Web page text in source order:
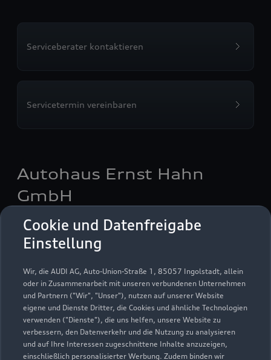
Cookie und Datenfreigabe
Einstellung
Wir, die AUDI AG, Auto-Union-Straße 1, 85057 Ingolstadt, allein
oder in Zusammenarbeit mit unseren verbundenen Unternehmen
und Partnern ("Wir", "Unser"), nutzen auf unserer Website
eigene und Dienste Dritter, die Cookies und ähnliche Technologien
verwenden ("Dienste"), die uns helfen, unsere Website zu
verbessern, den Datenverkehr und die Nutzung zu analysieren
und auf Ihre Interessen zugeschnittene Inhalte anzuzeigen,
einschließlich personalisierter Werbung. Zudem binden wir
Serviceberater kontaktieren
Servicetermin vereinbaren
Autohaus Ernst Hahn
GmbH
Servicepartner e-tron